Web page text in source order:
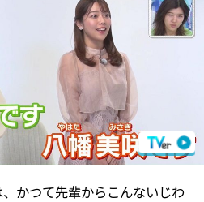
かつて先輩からこんないじわ